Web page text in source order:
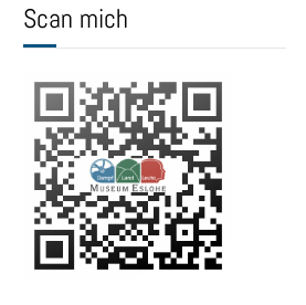
Scan mich